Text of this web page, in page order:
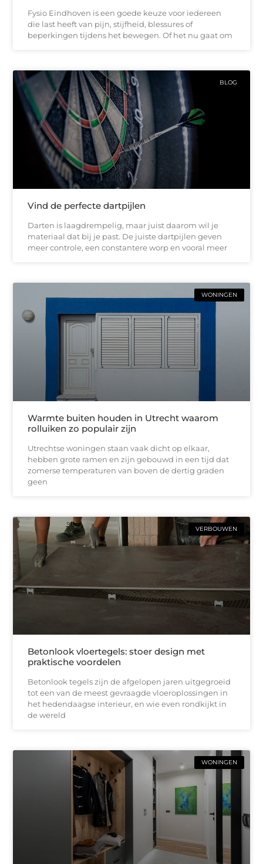
Fysio Eindhoven is een goede keuze voor iedereen
die last heeft van pijn, stijfheid, blessures of
beperkingen tijdens het bewegen. Of het nu gaat om
BLOG
Vind de perfecte dartpijlen
Darten is laagdrempelig, maar juist daarom wil je
materiaal dat bij je past. De juiste dartpijlen geven
meer controle, een constantere worp en vooral meer
WONINGEN
Warmte buiten houden in Utrecht waarom
rolluiken zo populair zijn
Utrechtse woningen staan vaak dicht op elkaar,
hebben grote ramen en zijn gebouwd in een tijd dat
zomerse temperaturen van boven de dertig graden
geen
VERBOUWEN
Betonlook vloertegels: stoer design met
praktische voordelen
Betonlook tegels zijn de afgelopen jaren uitgegroeid
tot een van de meest gevraagde vloeroplossingen in
het hedendaagse interieur, en wie even rondkijkt in
de wereld
WONINGEN